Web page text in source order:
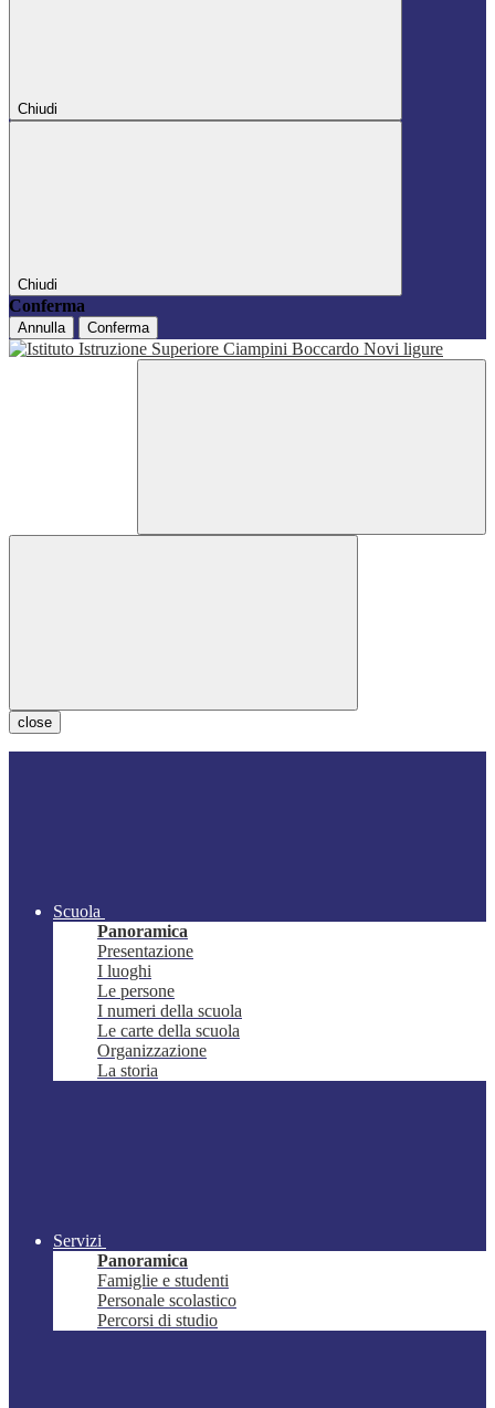
Chiudi
Chiudi
Conferma
Annulla Conferma
close
Scuola
Panoramica
Presentazione
I luoghi
Le persone
I numeri della scuola
Le carte della scuola
Organizzazione
La storia
Servizi
Panoramica
Famiglie e studenti
Personale scolastico
Percorsi di studio